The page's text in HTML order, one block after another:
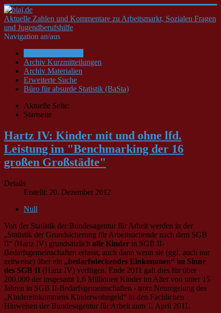
Aktuelle Zahlen und Kommentare zu Arbeitsmarkt, Sozialen Fragen
und Jugendberufshilfe
Navigation an/aus
Archiv Kurzmitteilungen
Archiv Materialien
Erweiterte Suche
Büro für absurde Statistik (BaSta)
Aktuelle Seite:
Startseite
Hartz IV: Kinder mit und ohne lfd.
Leistung im "Benchmarking der 16
großen Großstädte"
Details
Erstellt: 20. Dezember 2012
Null
Von der Statistik der Bundesagentur für Arbeit werden in der
„Statistik der Grundsicherung für Arbeitsuchende nach dem SGB
II“ (Hartz IV) grundsätzlich alle Kinder in SGB II-
Bedarfsgemeinschaften erfasst, auch dann wenn sie (ggf. auch nur
zeitweise) über ein „bedarfsdeckendes Einkommen“ im Sinne
des SGB II (Hartz IV) verfügen. Ende 2011 galt dies für über
200.000 der insgesamt 1,6 Millionen Kinder im Alter von unter 15
Jahren in SGB II-Bedarfsgemeinschaften - trotz Neuregelung des
„Kindereinkommens Kinderwohngeld“ in den Fachlichen
Hinweisen der Bundesagentur für Arbeit zum 1. April 2011.